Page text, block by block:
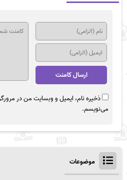
ذخیره نام، ایمیل و وبسایت من در
می‌نویسم.
موضوعات